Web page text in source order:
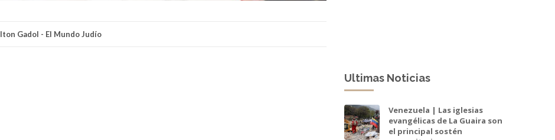
Iton Gadol - El Mundo Judío
Ultimas Noticias
Venezuela | Las iglesias
evangélicas de La Guaira son
el principal sostén